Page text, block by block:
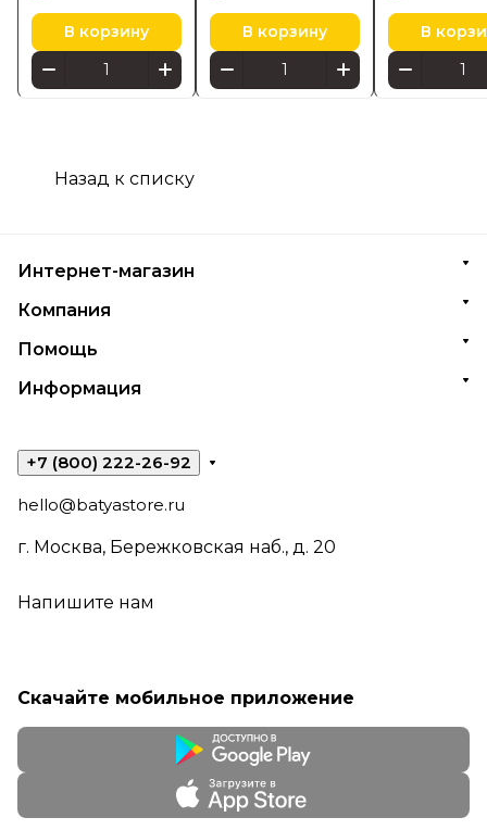
В корзину В корзину В
Назад к списку
Интернет-магазин
Компания
Помощь
Информация
+7 (800) 222-26-92
hello@batyastore.ru
г. Москва, Бережковская наб., д. 20
Напишите нам
Скачайте мобильное приложение